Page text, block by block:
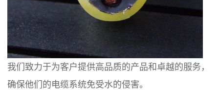
我们致力于为客户提供高品质的产品和卓越的服务，
确保他们的电缆系统免受水的侵害。